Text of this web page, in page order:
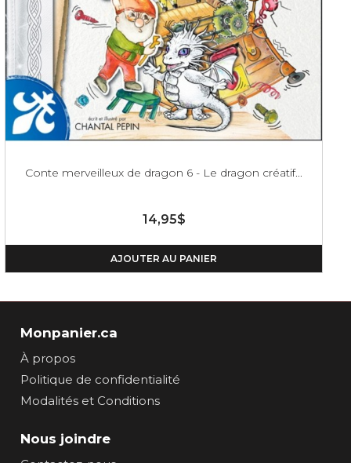
Conte merveilleux de dragon 6 - Le dragon créatif...
14,95$
AJOUTER AU PANIER
Monpanier.ca
À propos
Politique de confidentialité
Modalités et Conditions
Nous joindre